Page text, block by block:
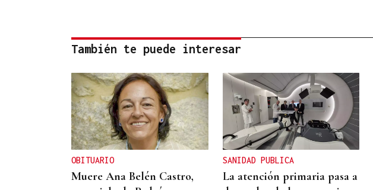
También te puede interesar
OBITUARIO
Muere Ana Belén Castro,
SANIDAD PUBLICA
La atención primaria pasa a